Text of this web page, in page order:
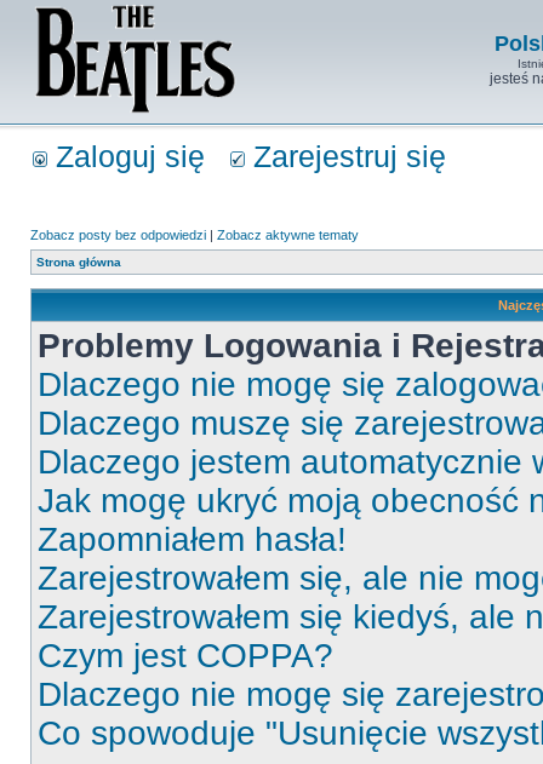
jesteś
Zaloguj się Zarejestruj się
Zobacz posty bez odpowiedzi | Zobacz aktywne tematy
Strona główna
Problemy Logowania i
Dlaczego nie mogę się
Dlaczego muszę się
Dlaczego jestem automatycznie
Jak mogę ukryć moją obecność
Zapomniałem hasła!
Zarejestrowałem się, ale nie
Zarejestrowałem się kiedyś, ale
Czym jest COPPA?
Dlaczego nie mogę się
Co spowoduje "Usunięcie